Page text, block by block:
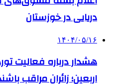
دریایی در خوزستان
۱۴۰۴/۰۵/۱۶
هشدار درباره فعالیت
اربعین؛ زائران مراقب